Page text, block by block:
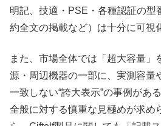
明記、技適・PSE・各種認証の型
約全文の掲載など）は十分に可視
また、市場全体では「超大容量」
源・周辺機器の一部に、実測容量
一致しない“誇大表示”の事例があ
全般に対する慎重な見極めが求め